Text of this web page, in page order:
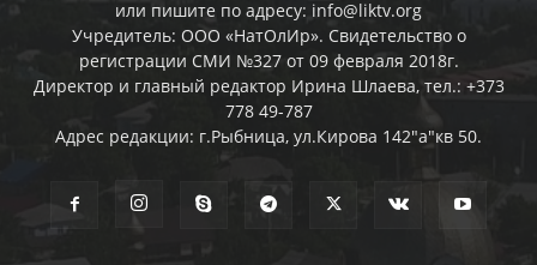
или пишите по адресу: info@liktv.org
Учредитель: ООО «НатОлИр». Свидетельство о
регистрации СМИ №327 от 09 февраля 2018г.
Директор и главный редактор Ирина Шлаева, тел.: +373
778 49-787
Адрес редакции: г.Рыбница, ул.Кирова 142"а"кв 50.